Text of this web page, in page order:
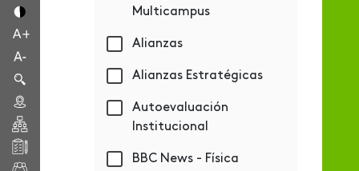
Multicampus
Alianzas
Alianzas Estratégicas
Autoevaluación
Institucional
BBC News - Física